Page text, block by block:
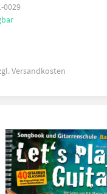
0029
Versandkosten